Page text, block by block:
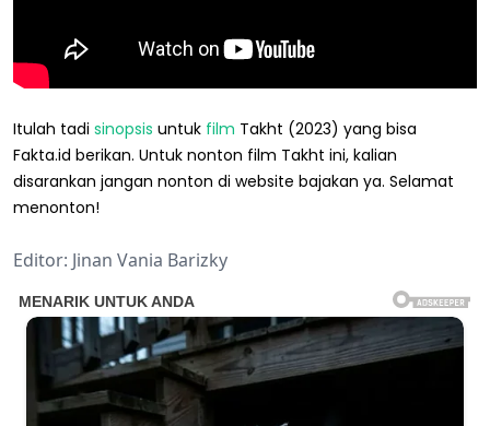
Itulah tadi sinopsis untuk film Takht (2023) yang bisa
Fakta.id berikan. Untuk nonton film Takht ini, kalian
disarankan jangan nonton di website bajakan ya. Selamat
menonton!
Editor: Jinan Vania Barizky